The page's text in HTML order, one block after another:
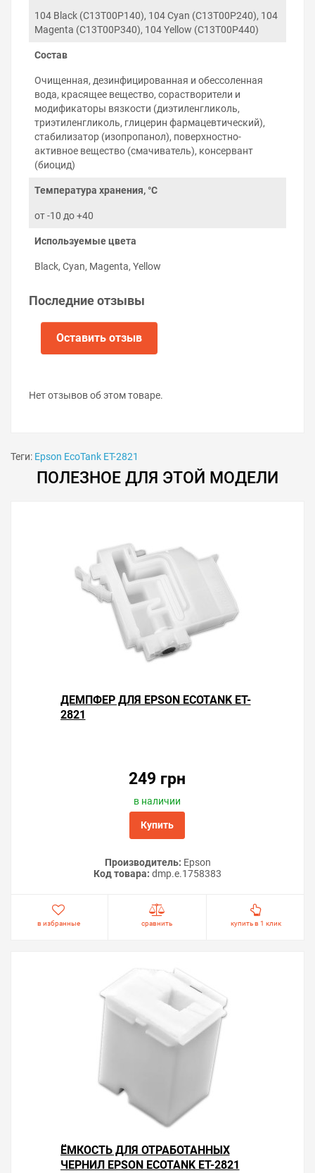
характеристикам оригинальных чернил Epson.
Правила хранения и использования
чернил
Соблюдение правил использования чернил Epson
EcoTank ET-2821 гарантирует беспроблемную работу
принтера на протяжении многих лет:
Используйте чернила до окончания срока
годности на упаковке.
Не смешивайте пигментные чернила с
водорастворимыми и наоборот. Не знаете какой
Храните чернила при комнатной температуре, в
Не разбавляйте чернила водой или другими
Постарайтесь печатать на принтере хотя бы раз
нуждаться в прочистке.
принтере экономичной.
104 Black (C13T00P140), 104 Cyan (C13T00P240), 104
Magenta (C13T00P340), 104 Yellow (C13T00P440)
Состав
Очищенная, дезинфицированная и обессоленная
вода, красящее вещество, сорастворители и
модификаторы вязкости (диэтиленгликоль,
триэтиленгликоль, глицерин фармацевтический),
стабилизатор (изопропанол), поверхностно-
активное вещество (смачиватель), консервант
(биоцид)
Температура хранения, °C
от -10 до +40
Используемые цвета
Black, Cyan, Magenta, Yellow
Последние отзывы
Оставить отзыв
Нет отзывов об этом товаре.
Теги: Epson EcoTank ET-2821
ПОЛЕЗНОЕ ДЛЯ ЭТОЙ МОДЕЛИ
ДЕМПФЕР ДЛЯ EPSON ECOTANK ET-
2821
249 грн
в наличии
Купить
Производитель: Epson
Код товара: dmp.e.1758383
в избранные сравнить купить в 1 клик
ЁМКОСТЬ ДЛЯ ОТРАБОТАННЫХ
ЧЕРНИЛ EPSON ECOTANK ET-2821